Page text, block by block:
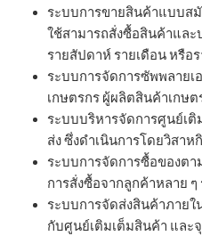
ระบบการขายสินค้าแบบส
ใช้สามารถสั่งซื้อสินค้าและ
รายสัปดาห์ รายเดือน หรือ
ระบบการจัดการซัพพลายเ
เกษตรกร ผู้ผลิตสินค้าเกษ
ระบบบริหารจัดการศูนย์เ
ส่ง ซึ่งดำเนินการโดยวิสา
ระบบการจัดการซื้อของตา
การสั่งซื้อจากลูกค้าหลาย ๆ
ระบบการจัดส่งสินค้าภายใ
กับศูนย์เติมเต็มสินค้า และ